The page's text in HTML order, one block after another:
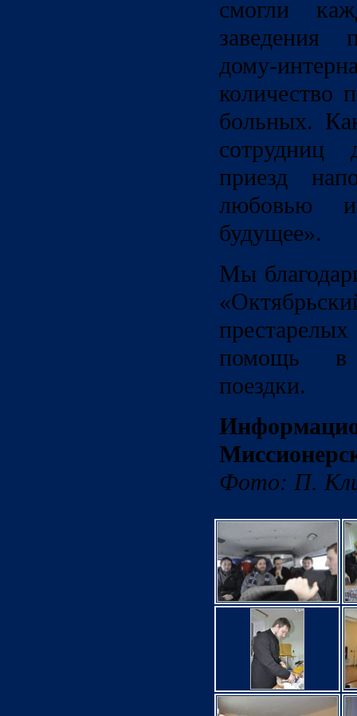
смогли
заведения
дому-
количество
больных.
сотрудниц
приезд
любовью
будущее».
Мы
помощь в
поездки.
Фото: П.